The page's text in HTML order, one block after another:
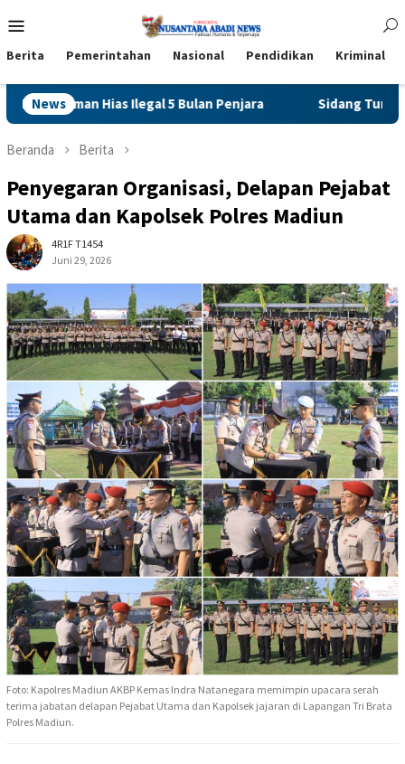
ke
Mobile
Berita Pemerintahan Nasional Pendidikan Kriminal
News
Ilegal 5 Bulan Penjara Sidang Tuntutan Korupsi
Beranda Berita
Penyegaran Organisasi, Delapan Pejabat
Utama dan Kapolsek Polres Madiun
4R1F T1454
Juni 29, 2026
Foto: Kapolres Madiun AKBP Kemas Indra Natanegara memimpin upacara serah
terima jabatan delapan Pejabat Utama dan Kapolsek jajaran di Lapangan Tri Brata
Polres Madiun.